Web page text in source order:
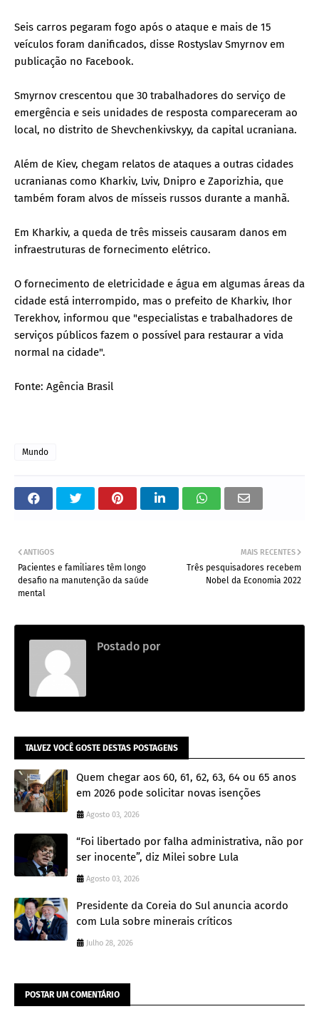
Seis carros pegaram fogo após o ataque e mais de 15
veículos foram danificados, disse Rostyslav Smyrnov em
publicação no Facebook.
Smyrnov crescentou que 30 trabalhadores do serviço de
emergência e seis unidades de resposta compareceram ao
local, no distrito de Shevchenkivskyy, da capital ucraniana.
Além de Kiev, chegam relatos de ataques a outras cidades
ucranianas como Kharkiv, Lviv, Dnipro e Zaporizhia, que
também foram alvos de mísseis russos durante a manhã.
Em Kharkiv, a queda de três misseis causaram danos em
infraestruturas de fornecimento elétrico.
O fornecimento de eletricidade e água em algumas áreas da
cidade está interrompido, mas o prefeito de Kharkiv, Ihor
Terekhov, informou que "especialistas e trabalhadores de
serviços públicos fazem o possível para restaurar a vida
normal na cidade".
Fonte: Agência Brasil
Mundo
MAIS RECENTES
Três pesquisadores recebem
Nobel da Economia 2022
ANTIGOS
Pacientes e familiares têm longo
desafio na manutenção da saúde
mental
Postado por
TALVEZ VOCÊ GOSTE DESTAS POSTAGENS
Quem chegar aos 60, 61, 62, 63, 64 ou 65 anos
em 2026 pode solicitar novas isenções
Agosto 03, 2026
“Foi libertado por falha administrativa, não por
ser inocente”, diz Milei sobre Lula
Agosto 03, 2026
Presidente da Coreia do Sul anuncia acordo
com Lula sobre minerais críticos
Julho 28, 2026
POSTAR UM COMENTÁRIO